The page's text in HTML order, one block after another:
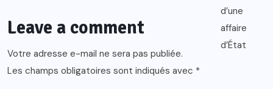
Leave a comment
Votre adresse e-mail ne sera pas publiée.
Les champs obligatoires sont indiqués avec *